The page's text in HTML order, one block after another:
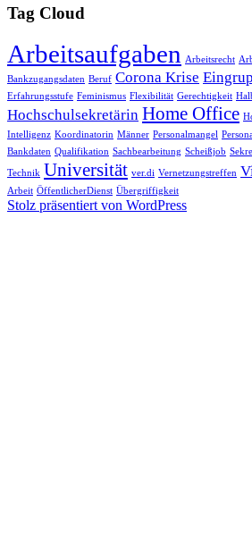
Tag Cloud
Arbeitsaufgaben Arbeitsrecht
Bankzugangsdaten Beruf Corona Krise
Erfahrungsstufe Feminismus Flexibilität Gerechtigkeit
Hochschulsekretärin Home Office
Intelligenz Koordinatorin Männer Personalmangel
Bankdaten Qualifikation Sachbearbeitung Scheißjob
Technik Universität ver.di Vernetzungstreffen
Arbeit ÖffentlicherDienst Übergriffigkeit
Stolz präsentiert von WordPress